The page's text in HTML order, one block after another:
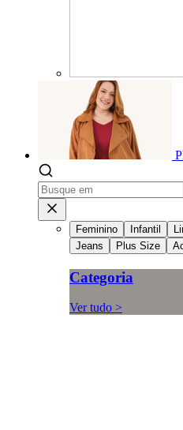
Feminino Infantil
Jeans
Plus Size
Categoria
Ver tudo >